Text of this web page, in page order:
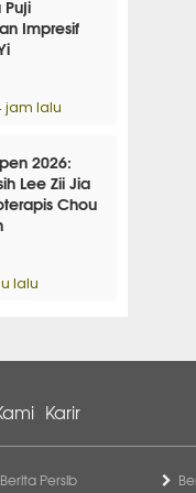
Puji
Impresif
jam lalu
2026:
Lee Zii Jia
Chou
lalu
Karir
Berita Persib